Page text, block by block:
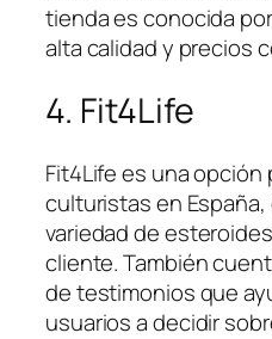
tienda es conocida
alta calidad y precios
4. Fit4Life
Fit4Life es una
culturistas en
variedad de
cliente. También
de testimonios que
usuarios a decidir